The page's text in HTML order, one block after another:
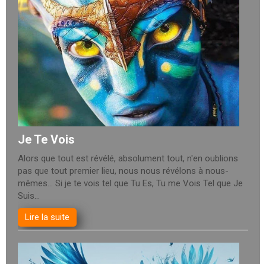
Je Te Vois
Alors que tout est révélé, absolument tout, n'en oublions
pas que tout premier lieu, nous nous révélons à nous-
mêmes... Si je te vois tel que Tu Es, Tu me Vois Tel que Je
Suis...
Lire la suite